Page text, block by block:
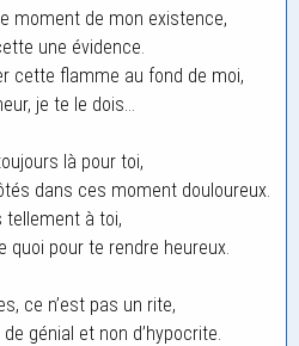
moment de mon existence,
une évidence.
cette flamme au fond de moi,
je te le dois…
là pour toi,
dans ces moment douloureux.
tellement à toi,
quoi pour te rendre heureux.
ce n’est pas un rite,
génial et non d’hypocrite.